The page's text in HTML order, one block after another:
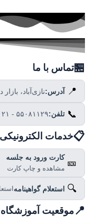
تماس با ما
📍 آدرس:نازی‌آباد، بازار
📞 تلفن:۰۲۱ - ۵۵۰۸۱۱۲۹
خدمات الکترونیکی
🎫 کارت ورود به جلسه
مشاهده و چاپ کارت
🔍 استعلام گواهینامه
موقعیت آموزشگاه